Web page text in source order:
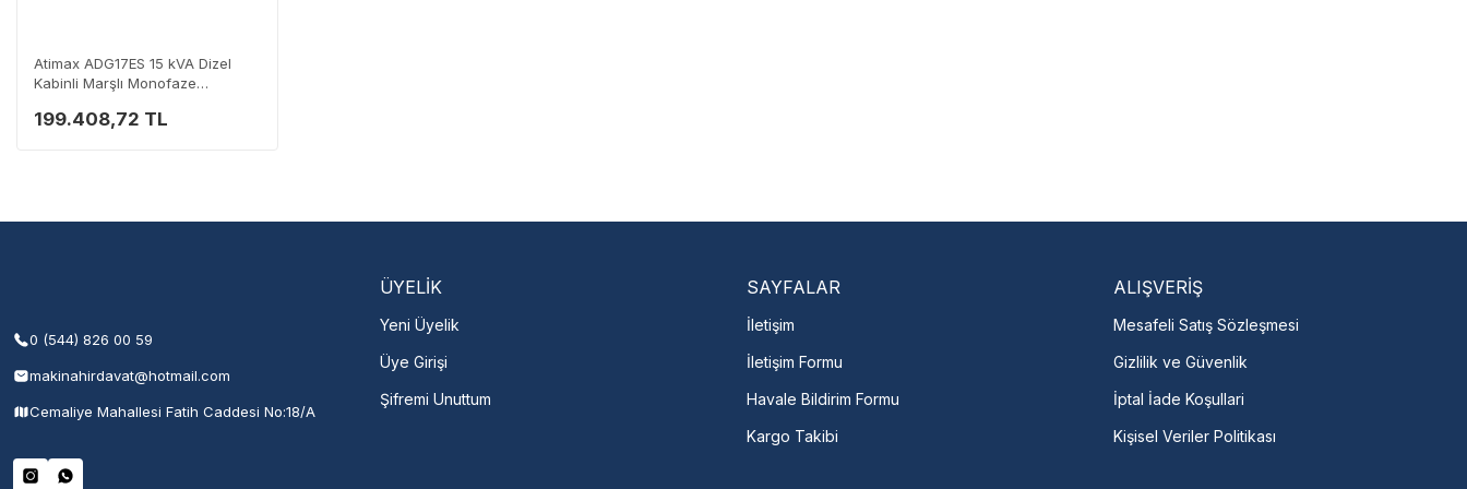
Atimax ADG17ES 15 kVA Dizel
Kabinli Marşlı Monofaze
199.408,72 TL
0 (544) 826 00 59
makinahirdavat@hotmail.com
Cemaliye Mahallesi Fatih Caddesi No:18/A
ÜYELİK
Yeni Üyelik
Üye Girişi
Şifremi Unuttum
SAYFALAR
İletişim
İletişim Formu
Havale Bildirim Formu
Kargo Takibi
ALIŞVERİŞ
Mesafeli Satış Sözleşmesi
Gizlilik ve Güvenlik
İptal İade Koşullari
Kişisel Veriler Politikası